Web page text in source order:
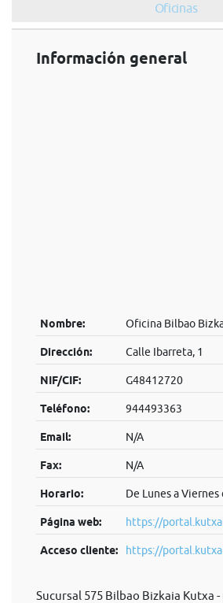
Oficinas
Información general
Nombre: Oficina Bilbao
Dirección: Calle Ibarreta, 1
NIF/CIF: G48412720
Teléfono: 944493363
Email: N/A
Fax: N/A
Horario: De Lunes a
Página web: https://
Acceso cliente: https://
Sucursal 575 Bilbao Bizkaia Kutxa